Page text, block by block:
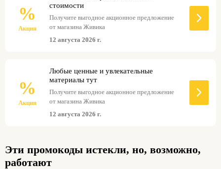
%
Акция
стоимости
Получите выгодное акционное предложение
от магазина Живика
12 августа 2026 г.
%
Акция
Любые ценные и увлекательные
материалы тут
Получите выгодное акционное предложение
от магазина Живика
12 августа 2026 г.
Эти промокоды истекли, но, возможно,
работают